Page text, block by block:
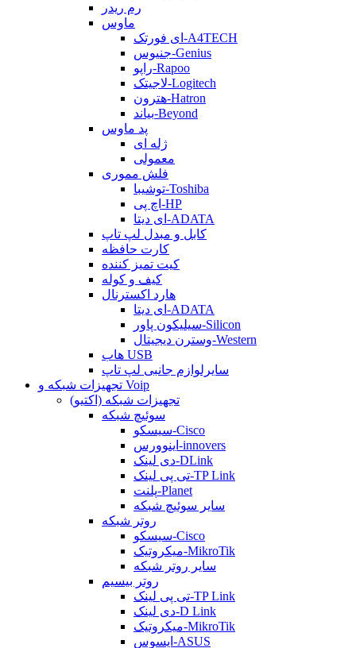
رم ریدر
ماوس
ای فورتک-A4TECH
جنیوس-Genius
راپو-Rapoo
لاجیتک-Logitech
هترون-Hatron
بیاند-Beyond
پد ماوس
ژله ای
معمولی
فلش مموری
توشیبا-Toshiba
اچ پی-HP
ای دیتا-ADATA
کابل و مبدل لپ تاپ
کارت حافظه
کیت تمیز کننده
کیف و کوله
هارد اکسترنال
ای دیتا-ADATA
سیلیکون پاور-Silicon
وسترن دیجیتال-Western
هاب USB
سایرلوازم جانبی لپ تاپ
تجهیزات شبکه و Voip
تجهیزات شبکه (اکتیو)
سوئیچ شبکه
سیسکو-Cisco
اینوورس-innovers
دی لینک-DLink
تی پی لینک-TP Link
پلنت-Planet
سایر سوئیچ شبکه
روتر شبکه
سیسکو-Cisco
میکروتیک-MikroTik
سایر روتر شبکه
روتر بیسیم
تی پی لینک-TP Link
دی لینک-D Link
میکروتیک-MikroTik
ایسوس-ASUS